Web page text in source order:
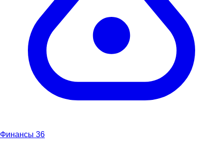
Финансы 36